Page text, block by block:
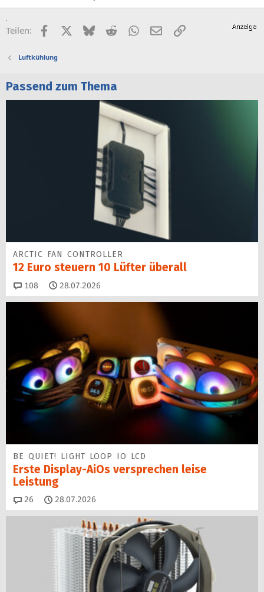
Teilen: FacebookX (Twitter)
BlueskyRedditWhatsApp
E-MailLink
Luftkühlung
Passend zum Thema
ARCTIC FAN CONTROLLER
12 Euro steuern 10 Lüfter überall
108 Kommentare
28.07.2026
BE QUIET! LIGHT LOOP IO LCD
Erste Display-AiOs versprechen leise
Leistung
26 Kommentare
28.07.2026